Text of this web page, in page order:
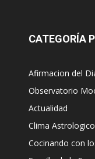
CATEGORÍA
Afirmacion del
Observatorio
Actualidad
Clima Astrologico
Cocinando con